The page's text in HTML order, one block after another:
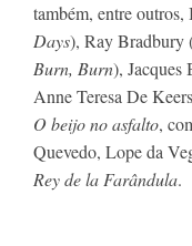
também, entre outros,
Days), Ray Bradbury
Burn, Burn), Jacques
O beijo no asfalto,
Quevedo, Lope da
Rey de la Farândula.